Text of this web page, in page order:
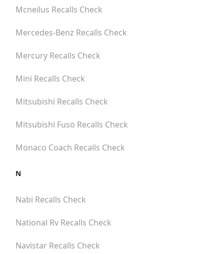
Mcneilus Recalls Check
Mercedes-Benz Recalls Check
Mercury Recalls Check
Mini Recalls Check
Mitsubishi Recalls Check
Mitsubishi Fuso Recalls Check
Monaco Coach Recalls Check
N
Nabi Recalls Check
National Rv Recalls Check
Navistar Recalls Check